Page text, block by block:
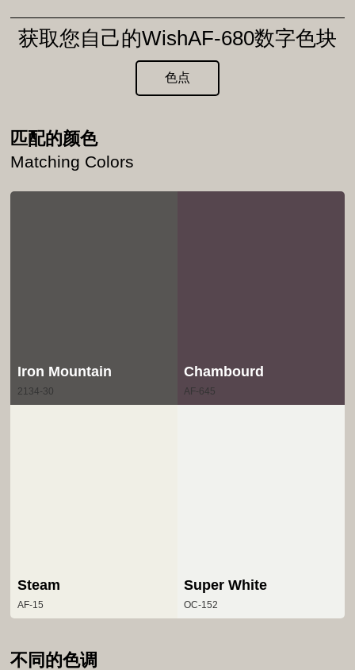
获取您自己的WishAF-680数字色块
色点
匹配的颜色
Matching Colors
Iron Mountain
2134-30
Chambourd
AF-645
Steam
AF-15
Super White
OC-152
不同的色调